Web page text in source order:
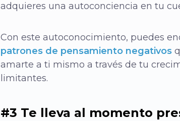
adquieres una autoconciencia en tu
Con este autoconocimiento, puedes
patrones de pensamiento negativos
amarte a ti mismo a través de tu
limitantes.
#3 Te lleva al momento